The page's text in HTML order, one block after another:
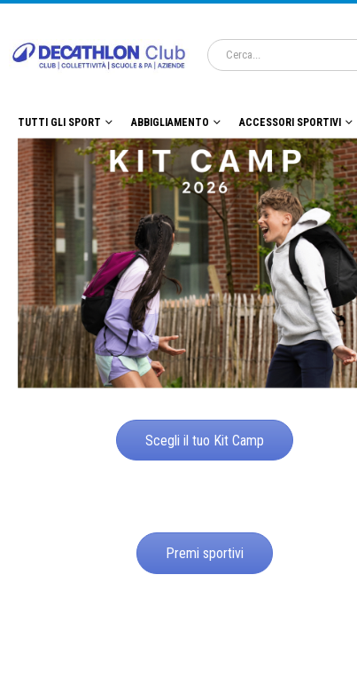
TUTTI GLI SPORT ABBIGLIAMENTO ACCESSORI SPORTIVI
Scegli il tuo Kit Camp
Premi sportivi